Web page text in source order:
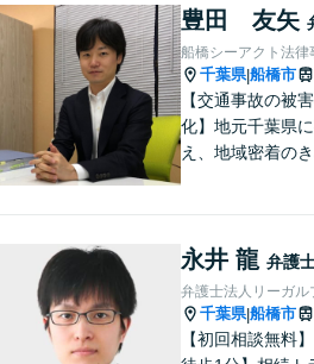
豊田 友矢
船橋シーアクト法律
千葉県|船橋市
【交通事故の被
化】地元千葉県
え、地域密着のき
ポート致します！
永井 龍 弁護
弁護士法人リーガ
千葉県|船橋市
【初回相談無料